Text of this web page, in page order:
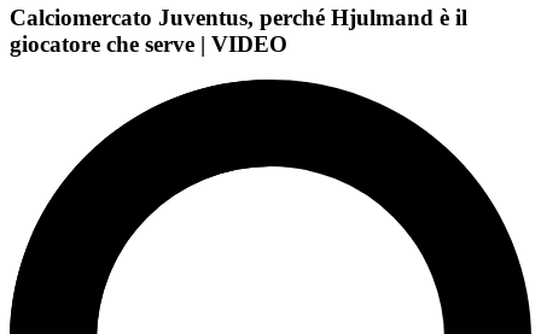
Calciomercato Juventus, perché Hjulmand è il
giocatore che serve | VIDEO